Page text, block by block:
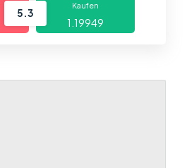
5.3
Kaufen
1.19949